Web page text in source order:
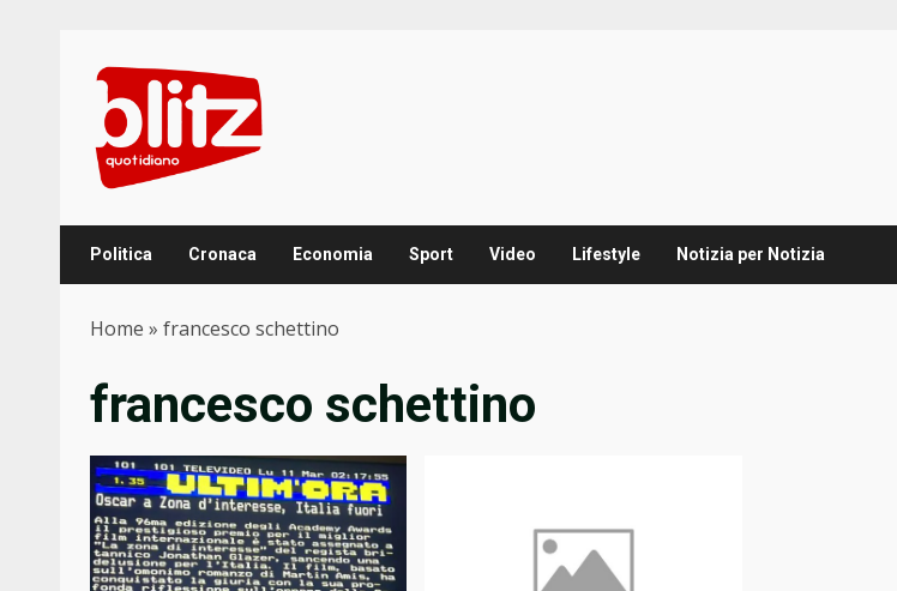
content
Politica Cronaca Economia Sport Video Lifestyle Notizia per Notizia
Home » francesco schettino
francesco schettino